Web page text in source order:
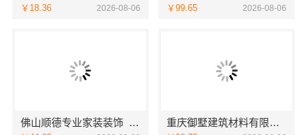
￥18.36 2026-08-06 ￥99.65 2026-08-06
佛山顺德专业家装装饰_佛山市雅居美家建筑装饰工程有限公司 重庆御墅建筑材料有限公司装配式木模售后保障服务